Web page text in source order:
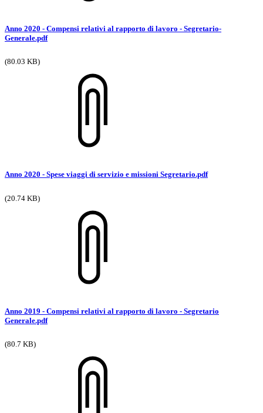
Anno 2020 - Compensi relativi al rapporto di lavoro - Segretario-
Generale.pdf
(80.03 KB)
Anno 2020 - Spese viaggi di servizio e missioni Segretario.pdf
(20.74 KB)
Anno 2019 - Compensi relativi al rapporto di lavoro - Segretario
Generale.pdf
(80.7 KB)